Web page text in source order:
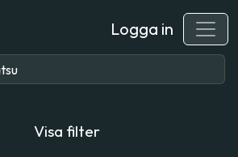
Logga in
Visa filter